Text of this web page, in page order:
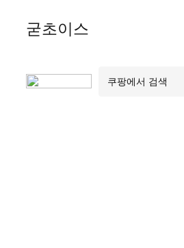
Skip굳초이스